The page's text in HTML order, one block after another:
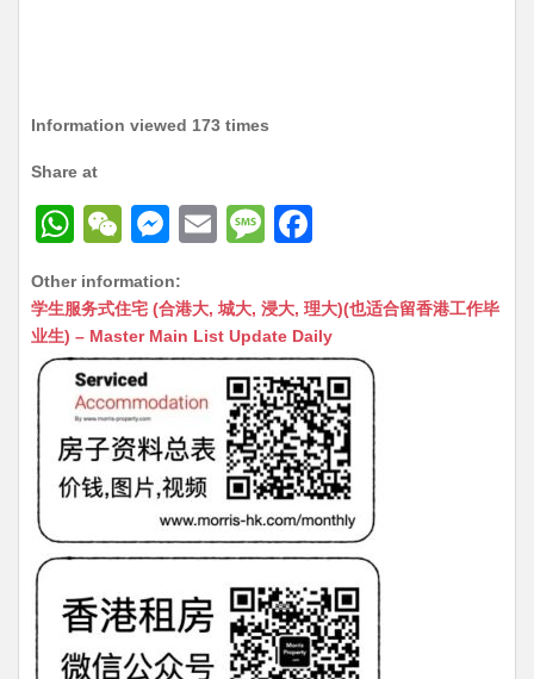
Information viewed 173 times
Share at
W
at
s
A
p
p
W
C
h
at
M
s
s
n
g
er
E
ai
l
M
s
s
a
g
e
c
e
b
o
o
k
Other information:
学生服务式住宅 (合港大, 城大, 浸大, 理大)(也适合留香港工作毕
业生) – Master Main List Update Daily